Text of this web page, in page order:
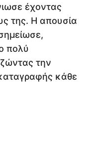
έχοντας
της. Η απουσία
πολύ
την
κάθε